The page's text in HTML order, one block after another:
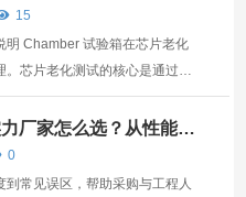
15
明 Chamber 试验箱在芯片老化
。芯片老化测试的核心是通过模
潜在失效过程，设备通过温
数协同控制，构建与实际使用场
片可靠性验证提供数据支撑。
厂家怎么选？从性能到
0
到常见误区，帮助采购与工程人